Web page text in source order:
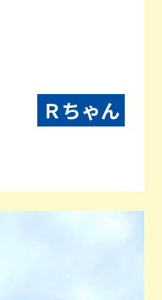
Ｒちゃん